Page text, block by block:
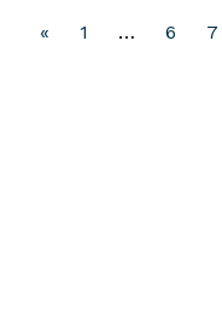
« 1 … 6 7